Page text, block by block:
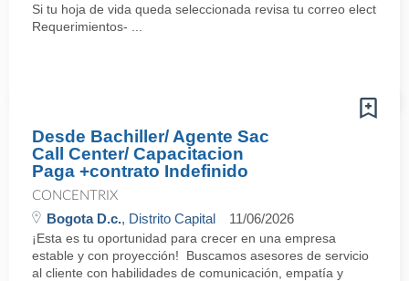
Si tu hoja de vida queda seleccionada revisa tu correo
Requerimientos- ...
Desde Bachiller/ Agente Sac
Call Center/ Capacitacion
Paga +contrato Indefinido
CONCENTRIX
Bogota D.c., Distrito Capital 11/06/2026
¡Esta es tu oportunidad para crecer en una empresa
estable y con proyección! Buscamos asesores de servicio
al cliente con habilidades de comunicación, empatía y